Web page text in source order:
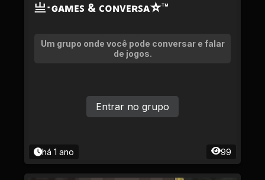
亗･ɢᴀᴍᴇꜱ & ᴄᴏɴᴠᴇʀꜱᴀ☆™
Um grupo onde você pode conversar e falar
de jogos.
há 1 ano 99
Entrar no grupo